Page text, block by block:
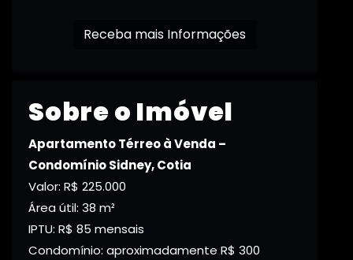
Receba mais Informações
Sobre o Imóvel
Apartamento Térreo à Venda –
Condomínio Sidney, Cotia
Valor: R$ 225.000
Área útil: 38 m²
IPTU: R$ 85 mensais
Condomínio: aproximadamente R$ 300